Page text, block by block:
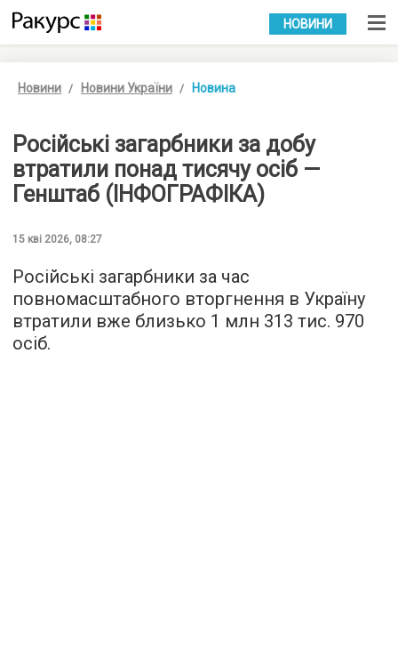
УКР РУС
НОВИНИ
Новини Новини України Новина
Російські загарбники за добу
втратили понад тисячу осіб —
Генштаб (ІНФОГРАФІКА)
15 кві 2026, 08:27
Російські загарбники за час
повномасштабного вторгнення в Україну
втратили вже близько 1 млн 313 тис. 970
осіб.